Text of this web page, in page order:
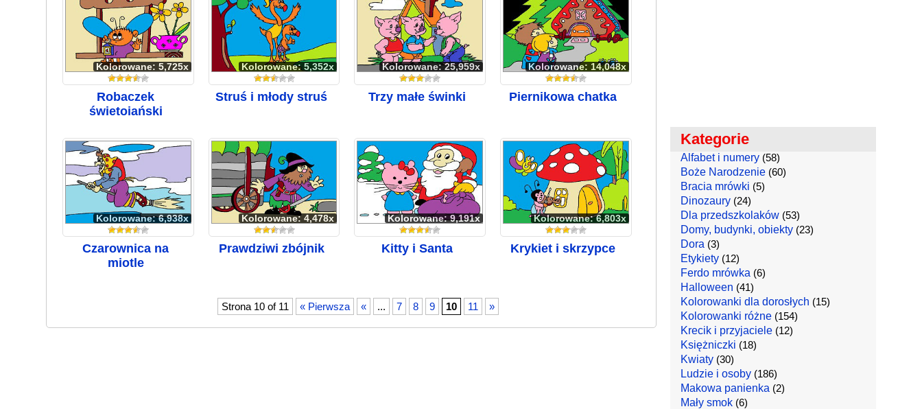
Kolorowane: 5,725x
Robaczek
świętojański
Kolorowane: 5,352x
Struś i młody struś
Kolorowane: 25,959x
Trzy małe świnki
Kolorowane: 14,048x
Piernikowa chatka
Kolorowane: 6,938x
Czarownica na
miotle
Kolorowane: 4,478x
Prawdziwi zbójnik
Kolorowane: 9,191x
Kitty i Santa
Kolorowane: 6,803x
Krykiet i skrzypce
Strona 10 of 11 « Pierwsza « ... 7 8 9 10 11 »
Kategorie
Alfabet i numery(58)
Boże Narodzenie(60)
Bracia mrówki (5)
Dinozaury(24)
Dla przedszkolaków(53)
Domy, budynki, obiekty(23)
Dora (3)
Etykiety(12)
Ferdo mrówka (6)
Halloween (41)
Kolorowanki dla dorosłych (15)
Kolorowanki różne(154)
Krecik i przyjaciele(12)
Księżniczki (18)
Kwiaty(30)
Ludzie i osoby(186)
Makowa panienka (2)
Mały smok(6)